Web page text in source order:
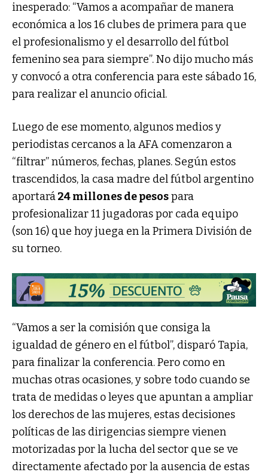
inesperado: “Vamos a acompañar de manera
económica a los 16 clubes de primera para que
el profesionalismo y el desarrollo del fútbol
femenino sea para siempre”. No dijo mucho más
y convocó a otra conferencia para este sábado 16,
para realizar el anuncio oficial.
Luego de ese momento, algunos medios y
periodistas cercanos a la AFA comenzaron a
“filtrar” números, fechas, planes. Según estos
trascendidos, la casa madre del fútbol argentino
aportará24 millones de pesospara
profesionalizar 11 jugadoras por cada equipo
(son 16) que hoy juega en la Primera División de
su torneo.
“Vamos a ser la comisión que consiga la
igualdad de género en el fútbol”, disparó Tapia,
para finalizar la conferencia. Pero como en
muchas otras ocasiones, y sobre todo cuando se
trata de medidas o leyes que apuntan a ampliar
los derechos de las mujeres, estas decisiones
políticas de las dirigencias siempre vienen
motorizadas por la lucha del sector que se ve
directamente afectado por la ausencia de estas